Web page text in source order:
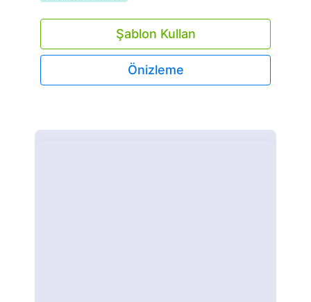
talep edenin e-posta adresini, telefon numarasını,
departmanı içerir. Ayrıca müşterileriniz bu yeni işe
alma formları şablonunu kullanarak ek
gereksinimleri seçebilir ve ek bilgiler ekleyebilir.
Çeşitli Jotform araçları ve entegrasyonları
Şablon Kullan
Önizleme